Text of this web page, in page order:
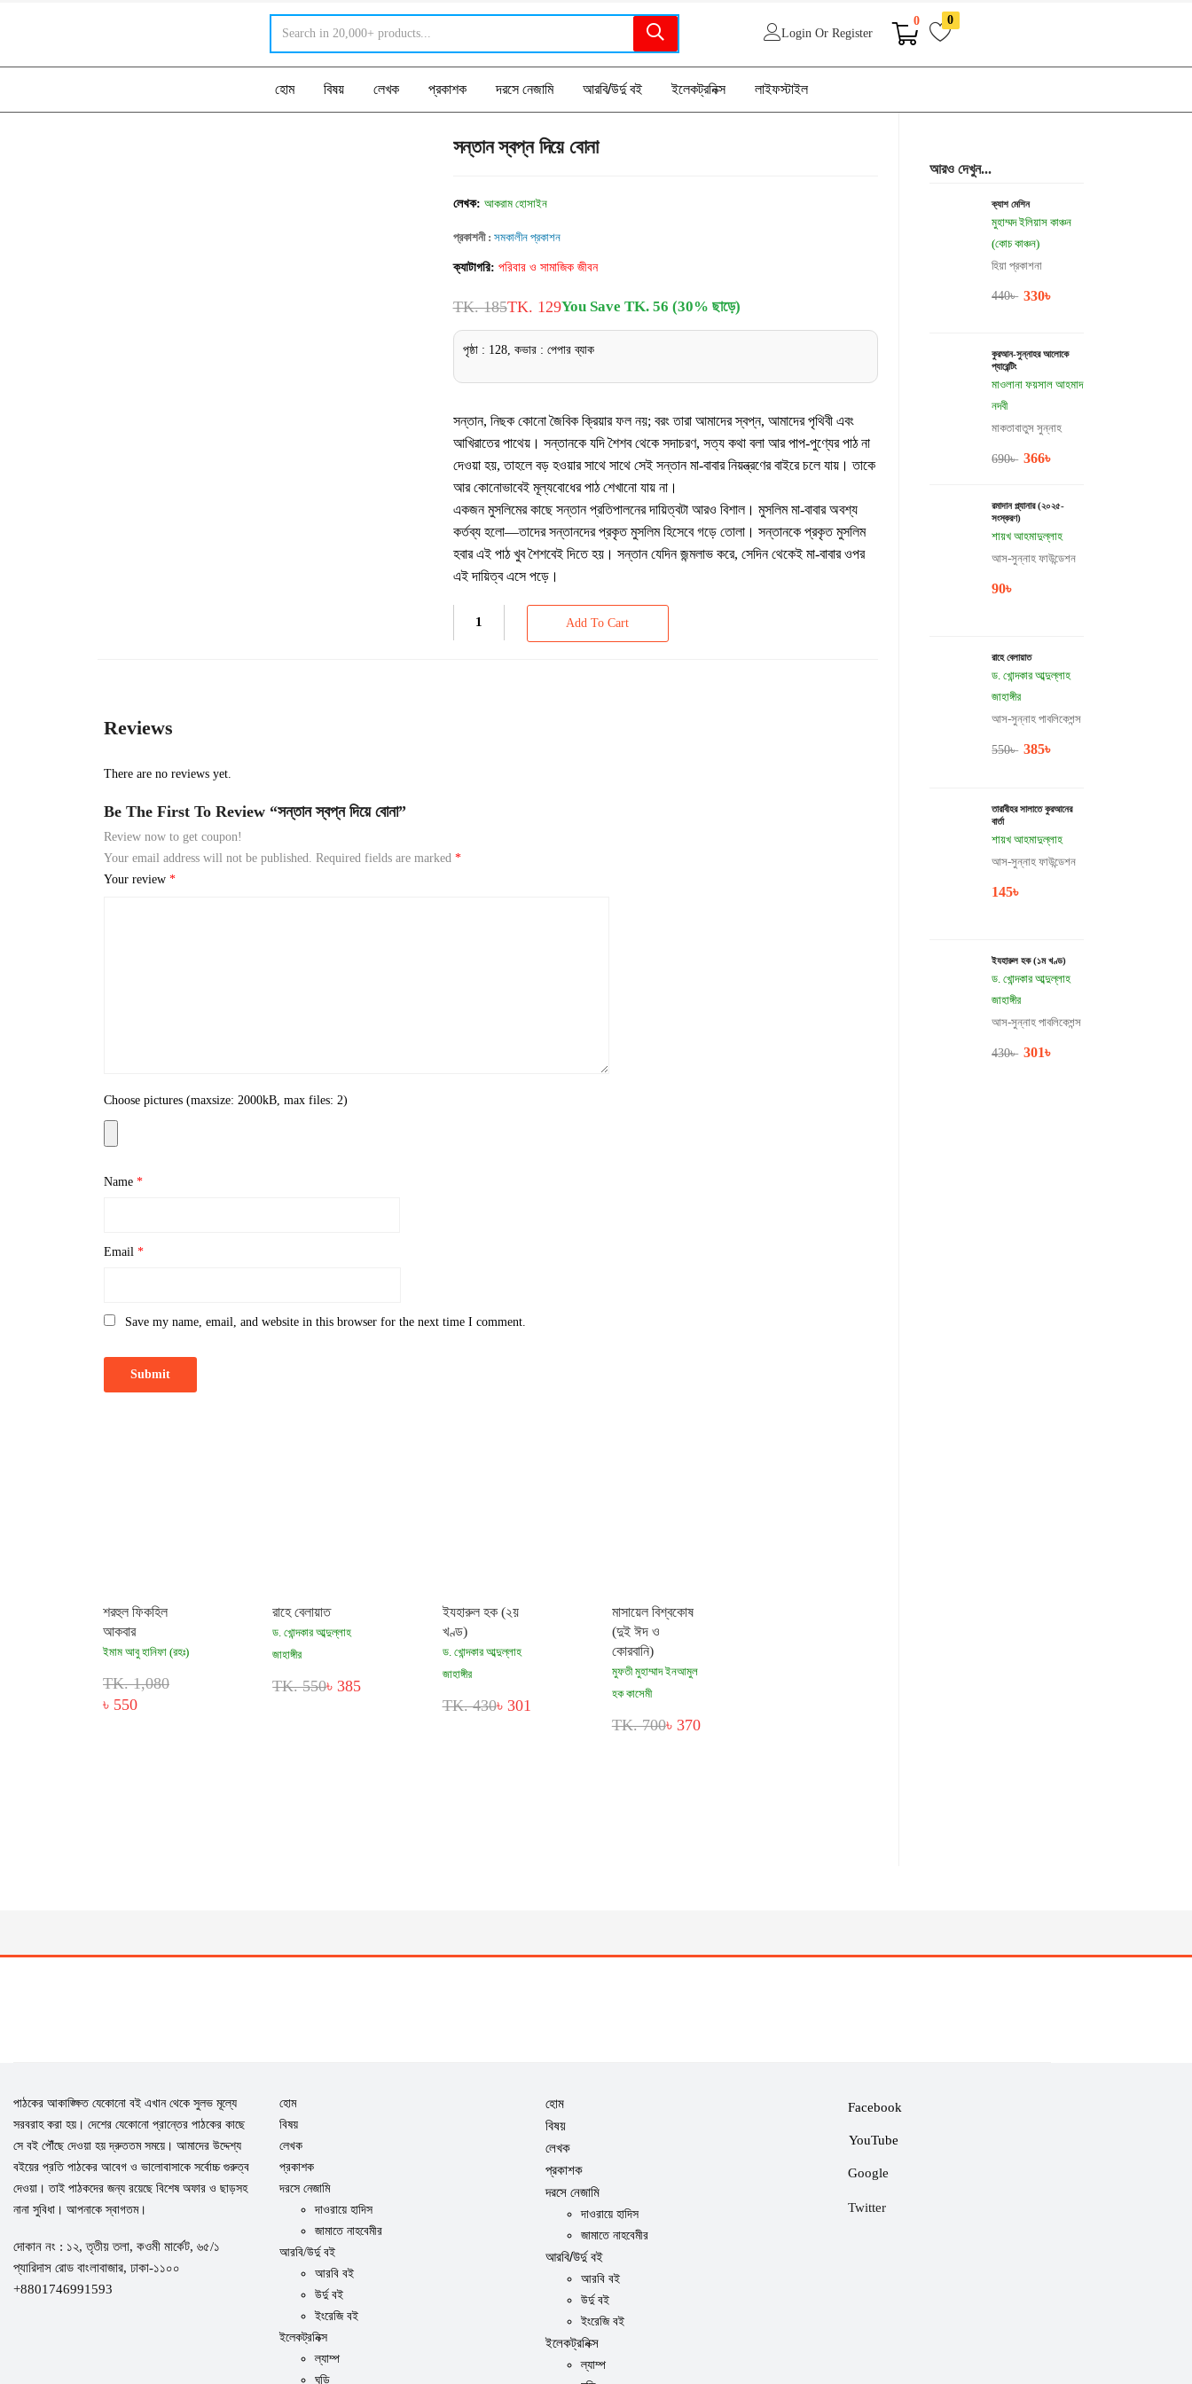
Login Or Register
0 0
হোম বিষয় লেখক প্রকাশক দরসে নেজামি আরবি/উর্দু বই ইলেকট্রনিক্স লাইফস্টাইল
আরও দেখুন...
ক্যাশ মেশিন
মুহাম্মদ ইলিয়াস কাঞ্চন
(কোচ কাঞ্চন)
হিয়া প্রকাশনা
440৳ 330৳
কুরআন-সুন্নাহর আলোকে
প্যারেন্টিং
মাওলানা ফয়সাল আহমাদ
নদবী
মাকতাবাতুস সুন্নাহ
690৳ 366৳
রমাদান প্ল্যানার (২০২৫-
সংস্করণ)
শায়খ আহমাদুল্লাহ
আস-সুন্নাহ ফাউন্ডেশন
90৳
রাহে বেলায়াত
ড. খোন্দকার আব্দুল্লাহ
জাহাঙ্গীর
আস-সুন্নাহ পাবলিকেশন্স
550৳ 385৳
তারাবীহর সালাতে কুরআনের
বার্তা
শায়খ আহমাদুল্লাহ
আস-সুন্নাহ ফাউন্ডেশন
145৳
ইযহারুল হক (১ম খণ্ড)
ড. খোন্দকার আব্দুল্লাহ
জাহাঙ্গীর
আস-সুন্নাহ পাবলিকেশন্স
430৳ 301৳
সন্তান স্বপ্ন দিয়ে বোনা
লেখক: আকরাম হোসাইন
প্রকাশনী : সমকালীন প্রকাশন
ক্যাটাগরি: পরিবার ও সামাজিক জীবন
TK. 185TK. 129You Save TK. 56 (30% ছাড়ে)
পৃষ্ঠা : 128, কভার : পেপার ব্যাক
সন্তান, নিছক কোনো জৈবিক ক্রিয়ার ফল নয়; বরং তারা আমাদের স্বপ্ন, আমাদের পৃথিবী এবং
আখিরাতের পাথেয়। সন্তানকে যদি শৈশব থেকে সদাচরণ, সত্য কথা বলা আর পাপ-পুণ্যের পাঠ না
দেওয়া হয়, তাহলে বড় হওয়ার সাথে সাথে সেই সন্তান মা-বাবার নিয়ন্ত্রণের বাইরে চলে যায়। তাকে
আর কোনোভাবেই মূল্যবোধের পাঠ শেখানো যায় না।
একজন মুসলিমের কাছে সন্তান প্রতিপালনের দায়িত্বটা আরও বিশাল। মুসলিম মা-বাবার অবশ্য
কর্তব্য হলো—তাদের সন্তানদের প্রকৃত মুসলিম হিসেবে গড়ে তোলা। সন্তানকে প্রকৃত মুসলিম
হবার এই পাঠ খুব শৈশবেই দিতে হয়। সন্তান যেদিন জন্মলাভ করে, সেদিন থেকেই মা-বাবার ওপর
এই দায়িত্ব এসে পড়ে।
Add To Cart
Reviews
There are no reviews yet.
Be The First To Review “সন্তান স্বপ্ন দিয়ে বোনা”
Review now to get coupon!
Your email address will not be published.
Required fields are marked*
Your review*
Choose pictures (maxsize: 2000kB, max files: 2)
Name*
Email*
Save my name, email, and website in this browser for the next time I comment.
শরহুল ফিকহিল
আকবার
ইমাম আবু হানিফা (রহঃ)
TK. 1,080
৳ 550
রাহে বেলায়াত
ড. খোন্দকার আব্দুল্লাহ
জাহাঙ্গীর
TK. 550৳ 385
ইযহারুল হক (২য়
খণ্ড)
ড. খোন্দকার আব্দুল্লাহ
জাহাঙ্গীর
TK. 430৳ 301
মাসায়েল বিশ্বকোষ
(দুই ঈদ ও
কোরবানি)
মুফতী মুহাম্মাদ ইনআমুল
হক কাসেমী
TK. 700৳ 370
পাঠকের আকাঙ্ক্ষিত যেকোনো বই এখান থেকে সুলভ মূল্যে
সরবরাহ করা হয়। দেশের যেকোনো প্রান্তের পাঠকের কাছে
সে বই পৌঁছে দেওয়া হয় দ্রুততম সময়ে। আমাদের উদ্দেশ্য
বইয়ের প্রতি পাঠকের আবেগ ও ভালোবাসাকে সর্বোচ্চ গুরুত্ব
দেওয়া। তাই পাঠকদের জন্য রয়েছে বিশেষ অফার ও ছাড়সহ
নানা সুবিধা। আপনাকে স্বাগতম।
দোকান নং : ১২, তৃতীয় তলা, কওমী মার্কেট, ৬৫/১
প্যারিদাস রোড বাংলাবাজার, ঢাকা-১১০০
+8801746991593
হোম
বিষয়
লেখক
প্রকাশক
দরসে নেজামি
দাওরায়ে হাদিস
জামাতে নাহবেমীর
আরবি/উর্দু বই
আরবি বই
উর্দু বই
ইংরেজি বই
ইলেকট্রনিক্স
ল্যাম্প
ঘড়ি
হোম
বিষয়
লেখক
প্রকাশক
দরসে নেজামি
দাওরায়ে হাদিস
জামাতে নাহবেমীর
আরবি/উর্দু বই
আরবি বই
উর্দু বই
ইংরেজি বই
ইলেকট্রনিক্স
ল্যাম্প
Facebook
YouTube
Google
Twitter